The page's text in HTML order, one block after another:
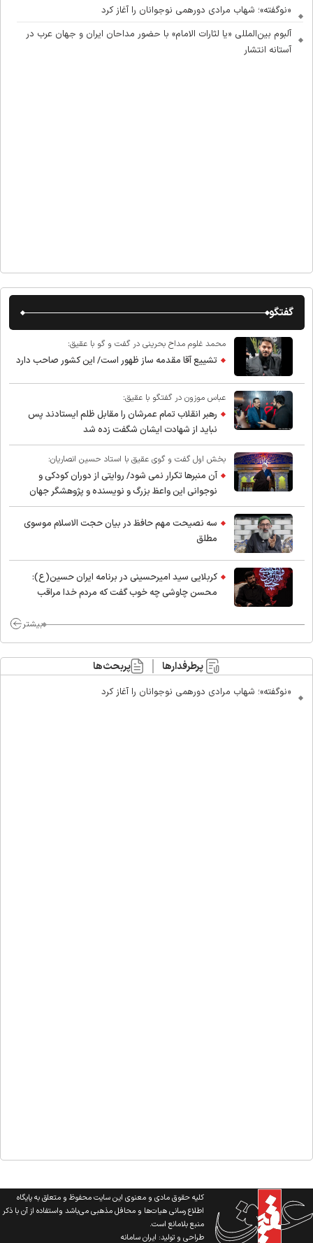
«نوگفته»؛ شهاب مرادی دورهمی نوجوانان را آغاز کرد
آلبوم بین‌المللی «یا لثارات الامام» با حضور مداحان ایران و جهان عرب در
آستانه انتشار
گفتگو
محمد غلوم مداح بحرینی در گفت و گو با عقیق:
تشییع آقا مقدمه ساز ظهور است/ این کشور صاحب دارد
عباس موزون در گفتگو با عقیق:
رهبر انقلاب تمام عمرشان را مقابل ظلم ایستادند پس
نباید از شهادت ایشان شگفت زده شد
بخش اول گفت و گوی عقیق با استاد حسین انصاریان:
آن منبرها تکرار نمی شود/ روایتی از دوران کودکی و
نوجوانی این واعظ بزرگ و نویسنده و پژوهشگر جهان
اسلام
سه نصیحت مهم حافظ در بیان حجت الاسلام موسوی
مطلق
کربلایی سید امیر‌حسینی در برنامه ایران حسین(ع):
محسن چاوشی چه خوب گفت که مردم خدا مراقب
بیشتر
پرطرفدارها پربحث‌ها
«نوگفته»؛ شهاب مرادی دورهمی نوجوانان را آغاز کرد
کلیه حقوق مادی و معنوی این سایت محفوظ و متعلق به پایگاه
اطلاع رسانی هیات‌ها و محافل مذهبی می‌باشد واستفاده از آن با ذکر
منبع بلامانع است.
طراحی و تولید:ایران سامانه